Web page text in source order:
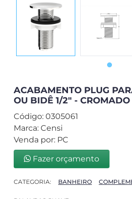
ACABAMENTO PLUG
OU BIDÊ 1/2" - CROMADO
Código: 0305061
Marca: Censi
Venda por: PC
Fazer orçamento
CATEGORIA: BANHEIRO